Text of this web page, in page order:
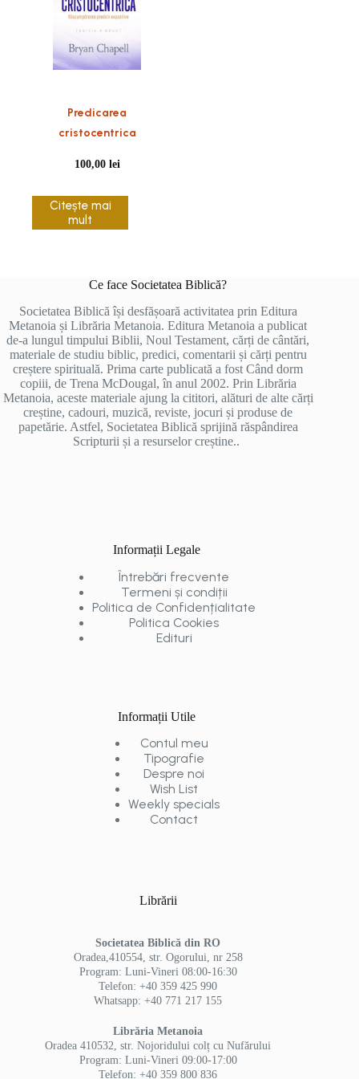
Predicarea
cristocentrica
100,00 lei
Citește mai
mult
Ce face Societatea Biblică?
Societatea Biblică își desfășoară activitatea prin Editura
Metanoia și Librăria Metanoia. Editura Metanoia a publicat
de-a lungul timpului Biblii, Noul Testament, cărți de cântări,
materiale de studiu biblic, predici, comentarii și cărți pentru
creștere spirituală. Prima carte publicată a fost Când dorm
copiii, de Trena McDougal, în anul 2002. Prin Librăria
Metanoia, aceste materiale ajung la cititori, alături de alte cărți
creștine, cadouri, muzică, reviste, jocuri și produse de
papetărie. Astfel, Societatea Biblică sprijină răspândirea
Scripturii și a resurselor creștine..
Informații Legale
Întrebări frecvente
Termeni și condiții
Politica de Confidențialitate
Politica Cookies
Edituri
Informații Utile
Contul meu
Tipografie
Despre noi
Wish List
Weekly specials
Contact
Librării
Societatea Biblică din RO
Oradea,410554, str. Ogorului, nr 258
Program: Luni-Vineri 08:00-16:30
Telefon: +40 359 425 990
Whatsapp: +40 771 217 155
Librăria Metanoia
Oradea 410532, str. Nojoridului colț cu Nufărului
Program: Luni-Vineri 09:00-17:00
Telefon: +40 359 800 836